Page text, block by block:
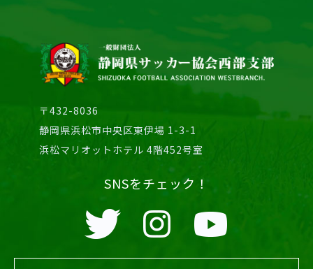
〒432-8036
静岡県浜松市中央区東伊場 1-3-1
浜松マリオットホテル 4階452号室
SNSをチェック！